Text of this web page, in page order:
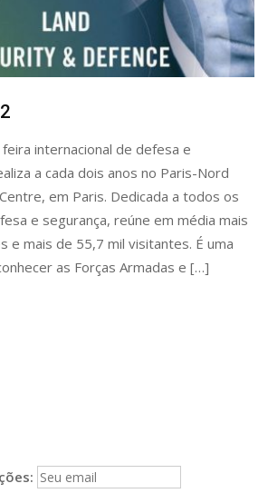
internacional de defesa e
a cada dois anos no Paris-Nord
em Paris. Dedicada a todos os
e segurança, reúne em média mais
e mais de 55,7 mil visitantes. É uma
as Forças Armadas e […]